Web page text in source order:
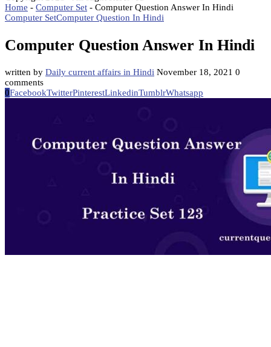
Home - Computer Set - Computer Question Answer In Hindi
Computer SetComputer Question In Hindi
Computer Question Answer In Hindi
written by Daily current affairs in Hindi November 18, 2021 0
comments
0FacebookTwitterPinterestLinkedinTumblrWhatsapp